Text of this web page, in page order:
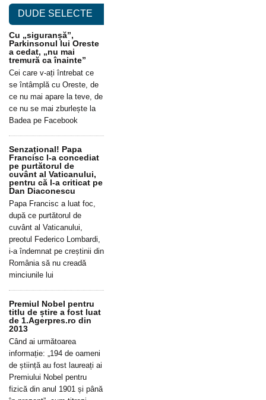
DUDE SELECTE
Cu „siguranșă”,
Parkinsonul lui Oreste
a cedat, „nu mai
tremură ca înainte”
Cei care v-ați întrebat ce
se întâmplă cu Oreste, de
ce nu mai apare la teve, de
ce nu se mai zburlește la
Badea pe Facebook
Senzațional! Papa
Francisc l-a concediat
pe purtătorul de
cuvânt al Vaticanului,
pentru că l-a criticat pe
Dan Diaconescu
Papa Francisc a luat foc,
după ce purtătorul de
cuvânt al Vaticanului,
preotul Federico Lombardi,
i-a îndemnat pe creștinii din
România să nu creadă
minciunile lui
Premiul Nobel pentru
titlu de știre a fost luat
de 1.Agerpres.ro din
2013
Când ai următoarea
informație: „194 de oameni
de știință au fost laureați ai
Premiului Nobel pentru
fizică din anul 1901 și până